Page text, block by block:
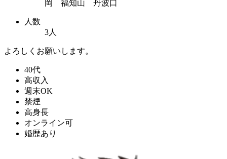
岡 福知山 丹波口
人数
3人
よろしくお願いします。
40代
高収入
週末OK
禁煙
高身長
オンライン可
婚歴あり